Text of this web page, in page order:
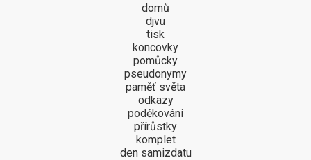
domů
djvu
tisk
koncovky
pomůcky
pseudonymy
paměť světa
odkazy
poděkování
přírůstky
komplet
den samizdatu